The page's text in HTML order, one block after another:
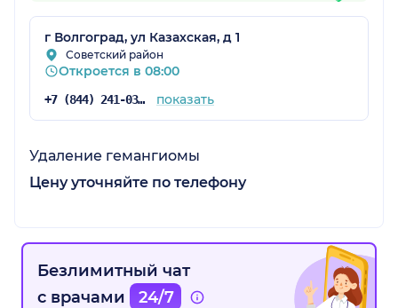
г Волгоград, ул Казахская, д 1
Советский район
Откроется в 08:00
+7 (844) 241-03-15 показать
Удаление гемангиомы
Цену уточняйте по телефону
Безлимитный чат
с врачами
24/7